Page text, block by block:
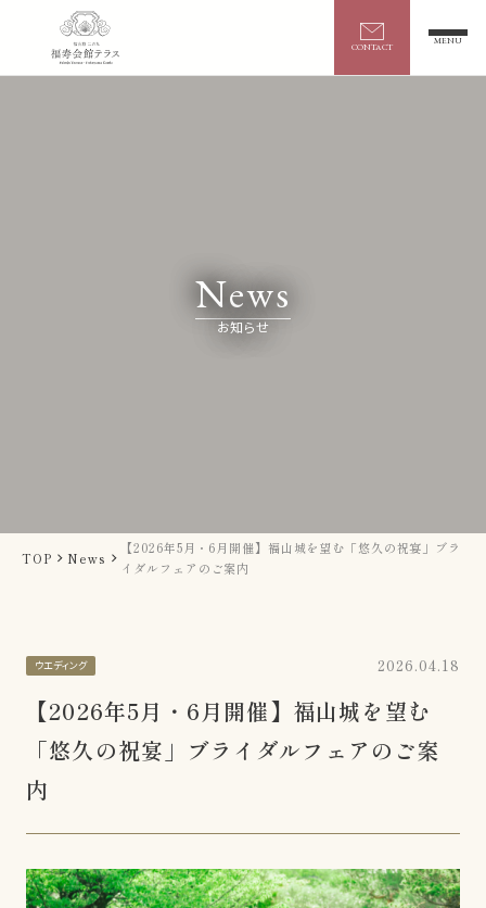
【公式】福山城二の丸 福寿会館テラス
CONTACT
MENU
ACCESS
News
お知らせ
TOP News
【2026年5月・6月開催】福山城を望む「悠久の祝宴」ブラ
イダルフェアのご案内
ウエディング 2026.04.18
【2026年5月・6月開催】福山城を望む
「悠久の祝宴」ブライダルフェアのご案
内